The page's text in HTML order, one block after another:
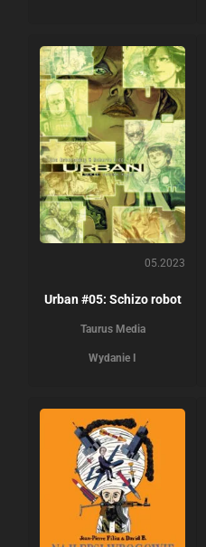
05.2023
Urban #05: Schizo robot
Taurus Media
Wydanie I